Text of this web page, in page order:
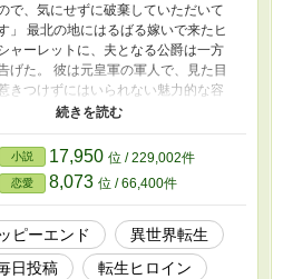
で、気にせずに破棄していただいて
」 最北の地にはるばる嫁いで来たヒ
ャーレットに、夫となる公爵は一方
げた。 彼は元皇軍の軍人で、見た目
きつけずにはいられない魅力的な容
る。 しかし、5年前にある事件に巻き
初日に「離婚宣言」ともとれる言葉を
シャーレット。 しかし、シャーレッ
くに引けない事情があった。 彼女は
の結婚が短期間で終わることを知っ
そして、離婚して実家に戻った彼女に
運命が待ち受けていることも。 その
ているのは、シャーレット・グリー
小説 17,950 位 / 229,002件
恋愛 8,073 位 / 66,400件
ピーエンド
異世界転生
日投稿
転生ヒロイン